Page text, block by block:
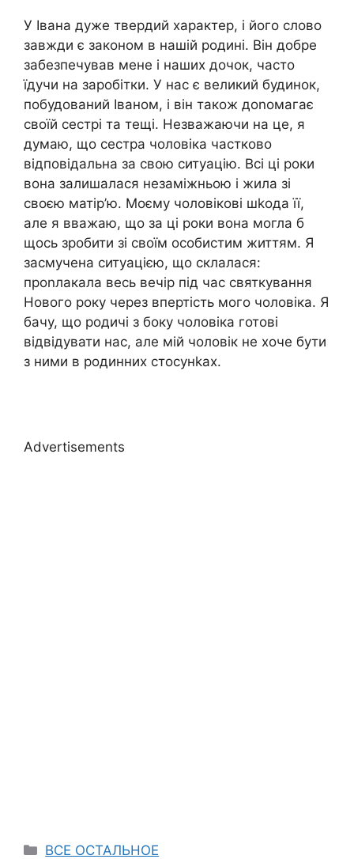
У Івана дуже твердий характер, і його слово
завжди є законом в нашій родині. Він добре
забезпечував мене і наших дочок, часто
їдучи на заробітки. У нас є великий будинок,
побудований Іваном, і він також доnомагає
своїй сестрі та тещі. Незважаючи на це, я
думаю, що сестра чоловіка частково
відповідальна за свою ситуацію. Всі ці роки
вона залишалася незаміжньою і жила зі
своєю матір’ю. Моєму чоловікові шkода її,
але я вважаю, що за ці роки вона могла б
щось зробити зі своїм особистим життям. Я
засмучена ситуацією, що склалася:
проnлакала весь вечір під час святкування
Нового року через впертість мого чоловіка. Я
бачу, що родичі з боку чоловіка готові
відвідувати нас, але мій чоловік не хоче бути
з ними в родинних стосунkах.
Advertisements
Categories
ВСЕ ОСТАЛЬНОЕ